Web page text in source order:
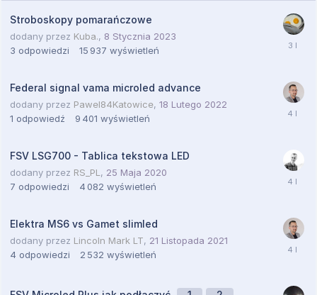
Stroboskopy pomarańczowe
dodany przez Kuba., 8 Stycznia 2023
3 odpowiedzi 15 937 wyświetleń
Federal signal vama microled advance
dodany przez Pawel84Katowice, 18 Lutego 2022
1 odpowiedź 9 401 wyświetleń
FSV LSG700 - Tablica tekstowa LED
dodany przez RS_PL , 25 Maja 2020
7 odpowiedzi 4 082 wyświetleń
Elektra MS6 vs Gamet slimled
dodany przez Lincoln Mark LT, 21 Listopada 2021
4 odpowiedzi 2 532 wyświetleń